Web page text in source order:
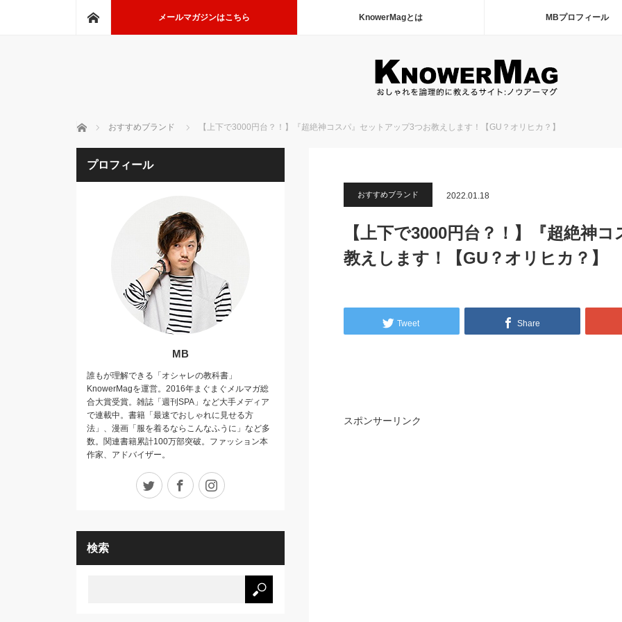
メールマガジンはこちら KnowerMagとは MBプロフィール
ホーム おすすめブランド 【上下で3000円台？！】『超絶神コスパ』セットアップ3つお教えします！【GU？オリヒカ？】
おすすめブランド 2022.01.18
【上下で3000円台？！】『超絶神
教えします！【GU？オリヒカ？】
Tweet Share
スポンサーリンク
プロフィール
MB
誰もが理解できる「オシャレの教科書」
KnowerMagを運営。2016年まぐまぐメルマガ総
合大賞受賞。雑誌「週刊SPA」など大手メディア
で連載中。書籍「最速でおしゃれに見せる方
法」、漫画「服を着るならこんなふうに」など多
数。関連書籍累計100万部突破。ファッション本
作家、アドバイザー。
Twitter Facebook
検索